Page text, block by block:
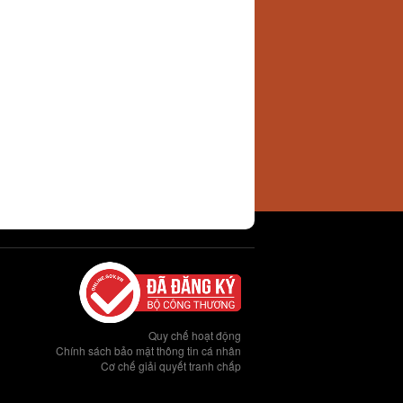
Quy chế hoạt động
Chính sách bảo mật thông tin cá nhân
Cơ chế giải quyết tranh chấp